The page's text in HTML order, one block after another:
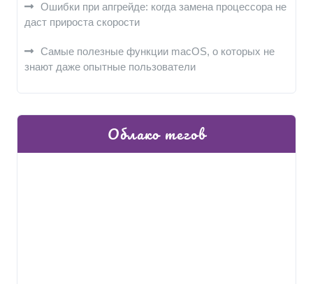
Ошибки при апгрейде: когда замена процессора не
даст прироста скорости
Самые полезные функции macOS, о которых не
знают даже опытные пользователи
Облако тегов